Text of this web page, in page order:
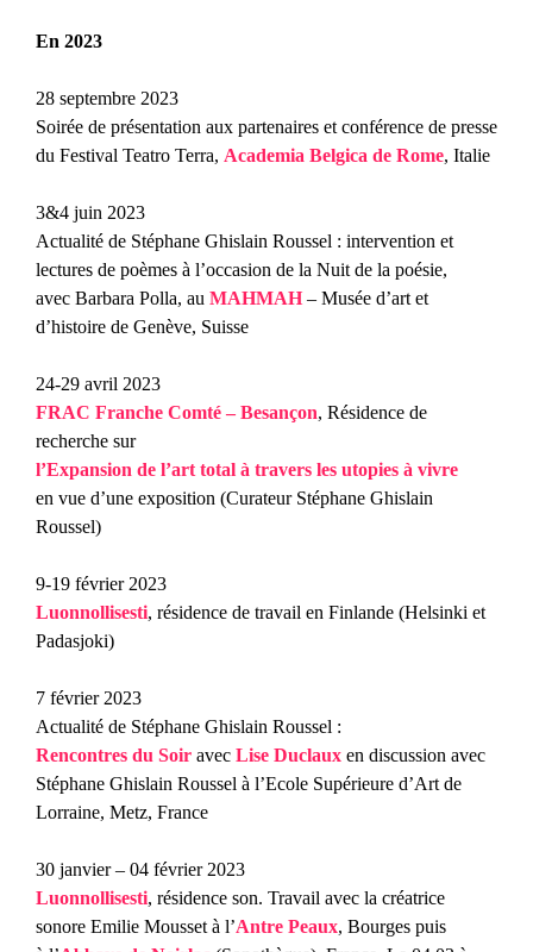
En 2023
28 septembre 2023
Soirée de présentation aux partenaires et conférence de presse
du Festival Teatro Terra, Academia Belgica de Rome, Italie
3&4 juin 2023
Actualité de Stéphane Ghislain Roussel : intervention et
lectures de poèmes à l’occasion de la Nuit de la poésie,
avec Barbara Polla, au MAHMAH– Musée d’art et
d’histoire de Genève, Suisse
24-29 avril 2023
FRAC Franche Comté – Besançon, Résidence de
recherche sur
l’Expansion de l’art total à travers les utopies à vivre
en vue d’une exposition (Curateur Stéphane Ghislain
Roussel)
9-19 février 2023
Luonnollisesti, résidence de travail en Finlande (Helsinki et
Padasjoki)
7 février 2023
Actualité de Stéphane Ghislain Roussel :
Rencontres du Soir avec Lise Duclaux en discussion avec
Stéphane Ghislain Roussel à l’Ecole Supérieure d’Art de
Lorraine, Metz, France
30 janvier – 04 février 2023
Luonnollisesti, résidence son. Travail avec la créatrice
sonore Emilie Mousset à l’Antre Peaux, Bourges puis